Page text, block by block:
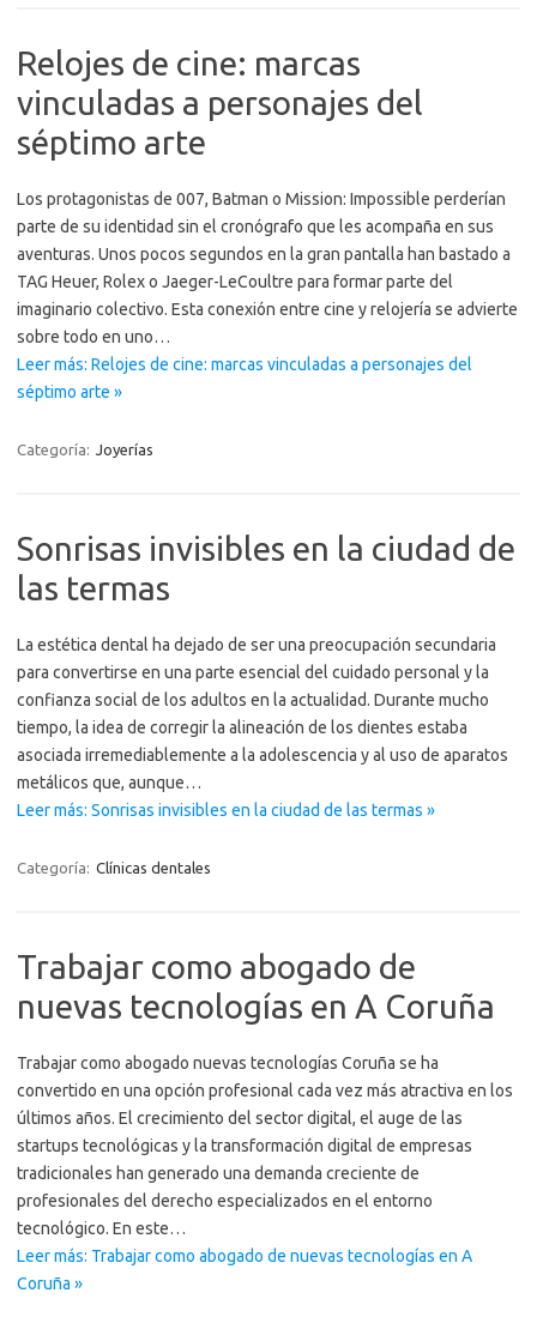
Relojes de cine: marcas
vinculadas a personajes del
séptimo arte
Los protagonistas de 007, Batman o Mission: Impossible perderían
parte de su identidad sin el cronógrafo que les acompaña en sus
aventuras. Unos pocos segundos en la gran pantalla han bastado a
TAG Heuer, Rolex o Jaeger-LeCoultre para formar parte del
imaginario colectivo. Esta conexión entre cine y relojería se advierte
sobre todo en uno…
Leer más: Relojes de cine: marcas vinculadas a personajes del
séptimo arte »
Categoría: Joyerías
Sonrisas invisibles en la ciudad de
las termas
La estética dental ha dejado de ser una preocupación secundaria
para convertirse en una parte esencial del cuidado personal y la
confianza social de los adultos en la actualidad. Durante mucho
tiempo, la idea de corregir la alineación de los dientes estaba
asociada irremediablemente a la adolescencia y al uso de aparatos
metálicos que, aunque…
Leer más: Sonrisas invisibles en la ciudad de las termas »
Categoría: Clínicas dentales
Trabajar como abogado de
nuevas tecnologías en A Coruña
Trabajar como abogado nuevas tecnologías Coruña se ha
convertido en una opción profesional cada vez más atractiva en los
últimos años. El crecimiento del sector digital, el auge de las
startups tecnológicas y la transformación digital de empresas
tradicionales han generado una demanda creciente de
profesionales del derecho especializados en el entorno
tecnológico. En este…
Leer más: Trabajar como abogado de nuevas tecnologías en A
Coruña »